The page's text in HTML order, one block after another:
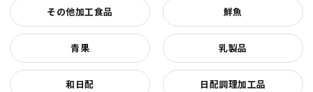
その他加工食品 鮮魚
青果 乳製品
和日配 日配調理加工品